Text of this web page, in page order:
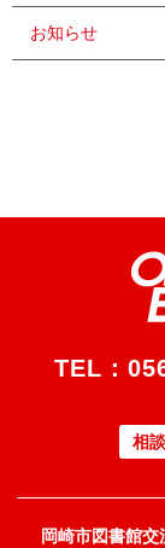
お知らせ
TEL：
相
岡崎市図書館